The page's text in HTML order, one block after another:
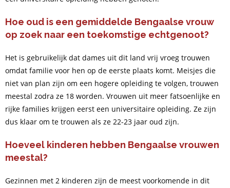
Hoe oud is een gemiddelde Bengaalse vrouw
op zoek naar een toekomstige echtgenoot?
Het is gebruikelijk dat dames uit dit land vrij vroeg trouwen
omdat familie voor hen op de eerste plaats komt. Meisjes die
niet van plan zijn om een hogere opleiding te volgen, trouwen
meestal zodra ze 18 worden. Vrouwen uit meer fatsoenlijke en
rijke families krijgen eerst een universitaire opleiding. Ze zijn
dus klaar om te trouwen als ze 22-23 jaar oud zijn.
Hoeveel kinderen hebben Bengaalse vrouwen
meestal?
Gezinnen met 2 kinderen zijn de meest voorkomende in dit